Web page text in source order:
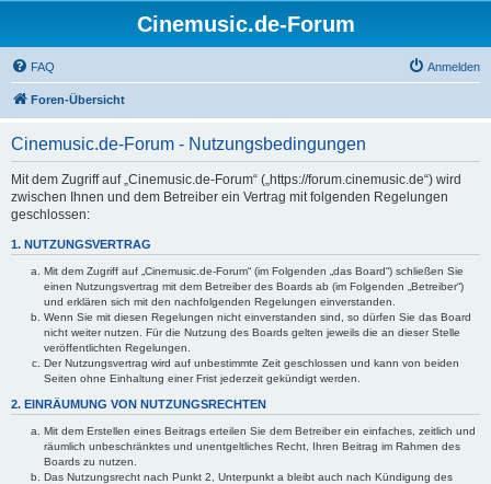
Cinemusic.de-Forum
FAQ Anmelden
Foren-Übersicht
Cinemusic.de-Forum - Nutzungsbedingungen
Mit dem Zugriff auf „Cinemusic.de-Forum“ („https://forum.cinemusic.de“) wird
zwischen Ihnen und dem Betreiber ein Vertrag mit folgenden Regelungen
geschlossen:
1. NUTZUNGSVERTRAG
Mit dem Zugriff auf „Cinemusic.de-Forum“ (im Folgenden „das Board“) schließen Sie
einen Nutzungsvertrag mit dem Betreiber des Boards ab (im Folgenden „Betreiber“)
und erklären sich mit den nachfolgenden Regelungen einverstanden.
Wenn Sie mit diesen Regelungen nicht einverstanden sind, so dürfen Sie das Board
nicht weiter nutzen. Für die Nutzung des Boards gelten jeweils die an dieser Stelle
veröffentlichten Regelungen.
Der Nutzungsvertrag wird auf unbestimmte Zeit geschlossen und kann von beiden
Seiten ohne Einhaltung einer Frist jederzeit gekündigt werden.
2. EINRÄUMUNG VON NUTZUNGSRECHTEN
Mit dem Erstellen eines Beitrags erteilen Sie dem Betreiber ein einfaches, zeitlich und
räumlich unbeschränktes und unentgeltliches Recht, Ihren Beitrag im Rahmen des
Boards zu nutzen.
Das Nutzungsrecht nach Punkt 2, Unterpunkt a bleibt auch nach Kündigung des